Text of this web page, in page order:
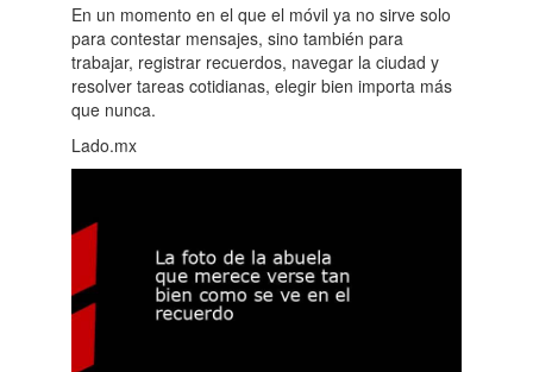
En un momento en el que el móvil ya no sirve solo
para contestar mensajes, sino también para
trabajar, registrar recuerdos, navegar la ciudad y
resolver tareas cotidianas, elegir bien importa más
que nunca.
Lado.mx